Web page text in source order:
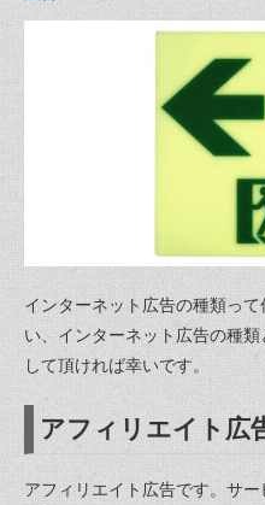
インターネット広告の種類っ
い、インターネット広告の種
して頂ければ幸いです。
アフィリエイト広
アフィリエイト広告です。サ